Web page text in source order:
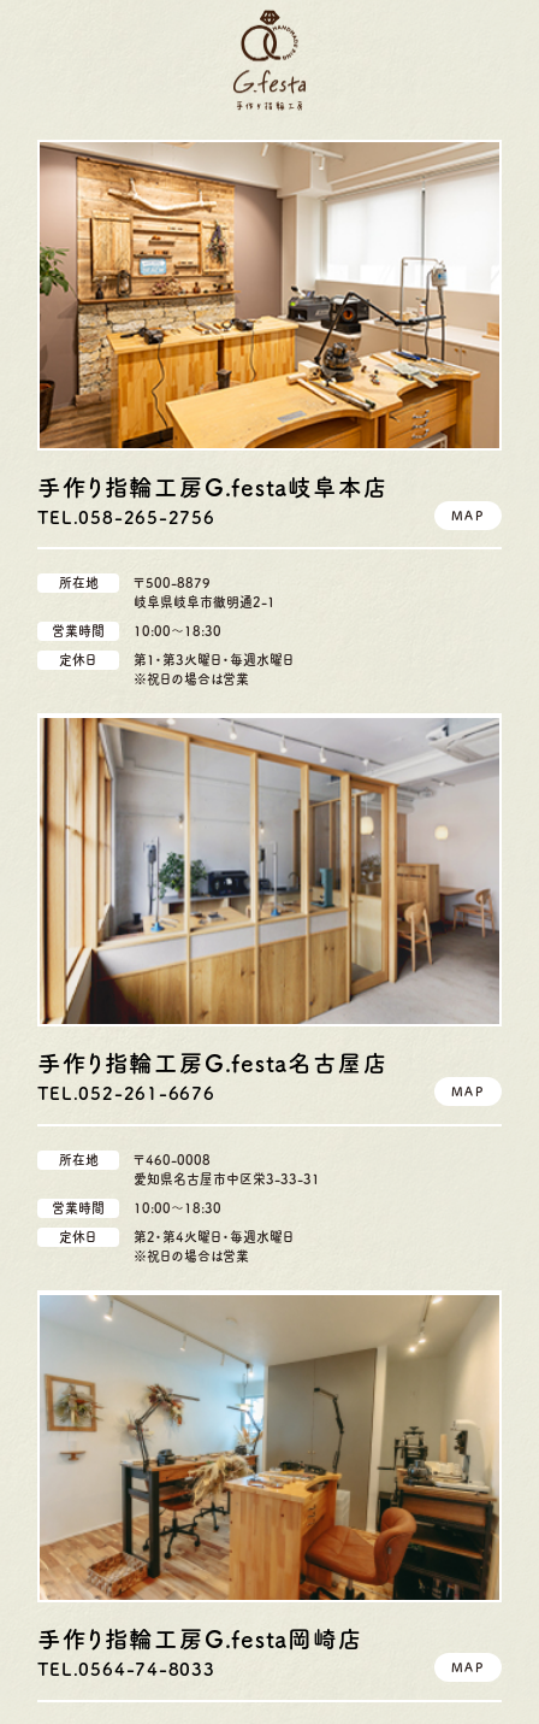
手作り指輪工房G.festa岐阜本店
TEL.058-265-2756 MAP
所在地
〒500-8879
岐阜県岐阜市徹明通2-1
営業時間 10:00〜18:30
定休日
第1・第3火曜日・毎週水曜日
※祝日の場合は営業
手作り指輪工房G.festa名古屋店
TEL.052-261-6676 MAP
所在地
〒460-0008
愛知県名古屋市中区栄3-33-31
営業時間 10:00〜18:30
定休日
第2・第4火曜日・毎週水曜日
※祝日の場合は営業
手作り指輪工房G.festa岡崎店
TEL.0564-74-8033 MAP